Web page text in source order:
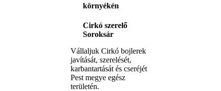
környékén
Cirkó szerelő
Soroksár
Vállaljuk Cirkó bojlerek
javítását, szerelését,
karbantartását és cseréjét
Pest megye egész
területén.